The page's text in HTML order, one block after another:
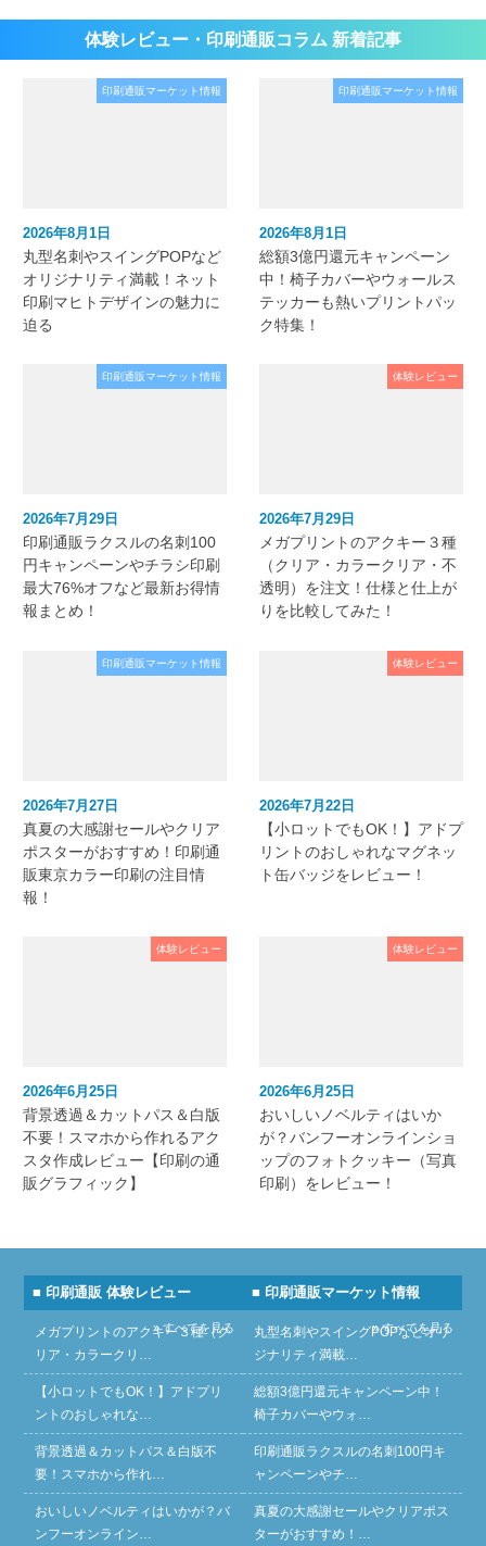
体験レビュー・印刷通販コラム 新着記事
印刷通販マーケット情報
2026年8月1日
丸型名刺やスイングPOPなど
オリジナリティ満載！ネット
印刷マヒトデザインの魅力に
迫る
印刷通販マーケット情報
2026年8月1日
総額3億円還元キャンペーン
中！椅子カバーやウォールス
テッカーも熱いプリントパッ
ク特集！
印刷通販マーケット情報
2026年7月29日
印刷通販ラクスルの名刺100
円キャンペーンやチラシ印刷
最大76%オフなど最新お得情
報まとめ！
体験レビュー
2026年7月29日
メガプリントのアクキー３種
（クリア・カラークリア・不
透明）を注文！仕様と仕上が
りを比較してみた！
印刷通販マーケット情報
2026年7月27日
真夏の大感謝セールやクリア
ポスターがおすすめ！印刷通
販東京カラー印刷の注目情
報！
体験レビュー
2026年7月22日
【小ロットでもOK！】アドプ
リントのおしゃれなマグネッ
ト缶バッジをレビュー！
体験レビュー
2026年6月25日
背景透過＆カットパス＆白版
不要！スマホから作れるアク
スタ作成レビュー【印刷の通
販グラフィック】
体験レビュー
2026年6月25日
おいしいノベルティはいか
が？バンフーオンラインショ
ップのフォトクッキー（写真
印刷）をレビュー！
■ 印刷通販 体験レビュー
» すべてを見る
メガプリントのアクキー３種（ク
リア・カラークリ…
【小ロットでもOK！】アドプリ
ントのおしゃれな…
背景透過＆カットパス＆白版不
要！スマホから作れ…
おいしいノベルティはいかが？バ
ンフーオンライン…
■ 印刷通販マーケット情報
» すべてを見る
丸型名刺やスイングPOPなどオリ
ジナリティ満載…
総額3億円還元キャンペーン中！
椅子カバーやウォ…
印刷通販ラクスルの名刺100円キ
ャンペーンやチ…
真夏の大感謝セールやクリアポス
ターがおすすめ！…